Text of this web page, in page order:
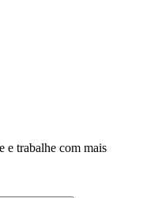
e trabalhe com mais